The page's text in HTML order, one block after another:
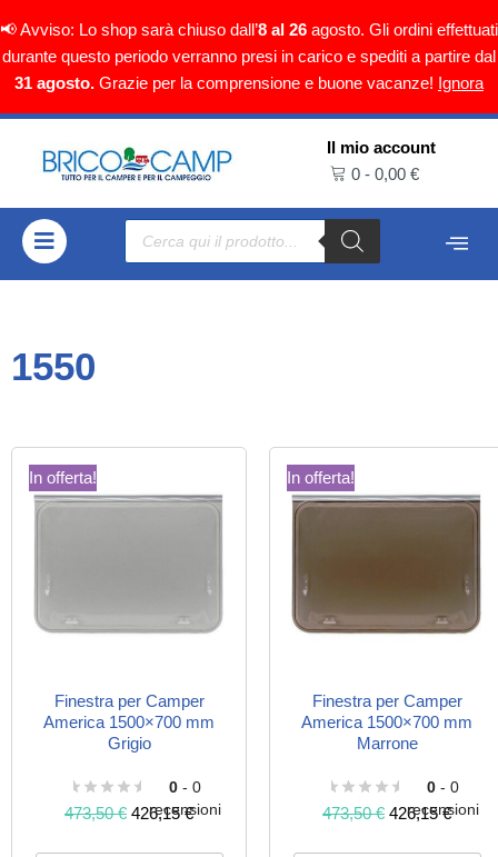
📢 Avviso: Lo shop sarà chiuso dall’8 al 26 agosto. Gli ordini effettuati
durante questo periodo verranno presi in carico e spediti a partire dal
31 agosto. Grazie per la comprensione e buone vacanze! Ignora
contenuto
Il mio account
0 - 0,00 €
1550
In offerta!
Finestra per Camper
America 1500×700 mm
Grigio
0- 0
recensioni
473,50€ 426,15€
In offerta!
Finestra per Camper
America 1500×700 mm
Marrone
0- 0
recensioni
473,50€ 426,15€